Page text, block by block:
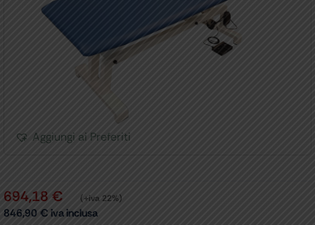
Aggiungi ai Preferiti
694,18 € (+iva 22%)
846,90 € iva inclusa